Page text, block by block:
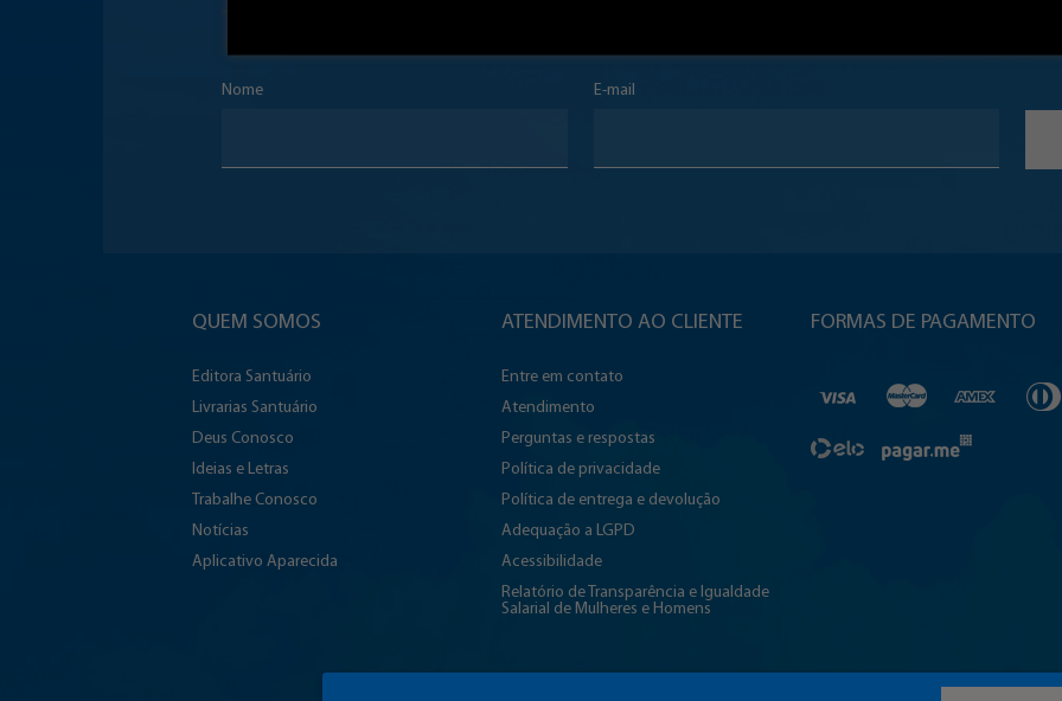
Nome E-mail
QUEM SOMOS
Editora Santuário
Livrarias Santuário
Deus Conosco
Ideias e Letras
Trabalhe Conosco
Notícias
Aplicativo Aparecida
ATENDIMENTO AO CLIENTE
Entre em contato
Atendimento
Perguntas e respostas
Política de privacidade
Política de entrega e devolução
Adequação a LGPD
Acessibilidade
Relatório de Transparência e Igualdade
Salarial de Mulheres e Homens
FORMAS DE PAGAMENTO